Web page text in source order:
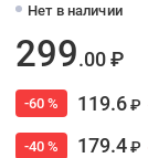
Нет в наличии
299.00 ₽
-60 % 119.6₽
-40 % 179.4₽